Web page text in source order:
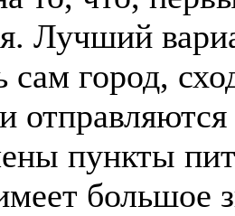
Лучший
сам город,
пункты
большое